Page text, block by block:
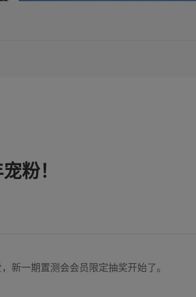
粉！
新一期置测会会员限定抽奖开始了。